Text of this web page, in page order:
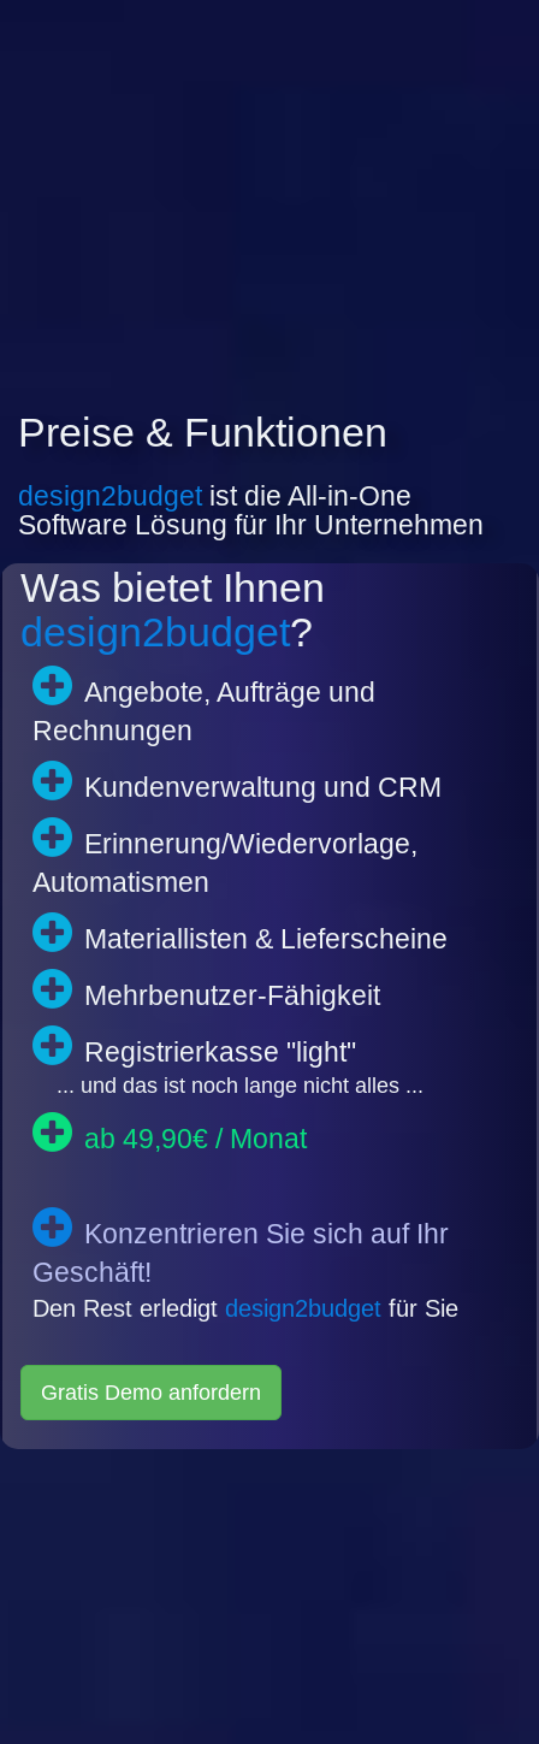
Preise & Funktionen
design2budgetist die All-in-One
Software Lösung für Ihr Unternehmen
Was bietet Ihnen
design2budget?
Angebote, Aufträge und
Rechnungen
Kundenverwaltung und CRM
Erinnerung/Wiedervorlage,
Automatismen
Materiallisten & Lieferscheine
Mehrbenutzer-Fähigkeit
Registrierkasse "light"
... und das ist noch lange nicht alles ...
ab 49,90€ / Monat
Konzentrieren Sie sich auf Ihr
Geschäft!
Den Rest erledigt design2budget für Sie
Gratis Demo anfordern